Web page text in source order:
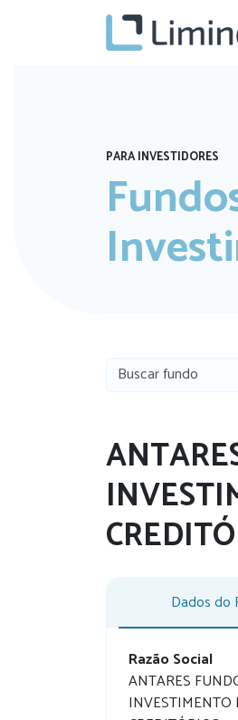
PARA INVESTIDORES
Dados do
Razão Social
ANTARES
INVESTIMENTO